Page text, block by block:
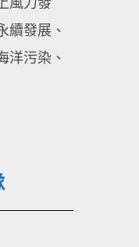
續發展、
洋污染、